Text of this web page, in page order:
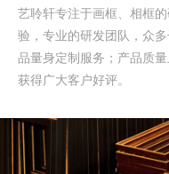
艺聆轩专注于画框、相框
验，专业的研发团队，众
品量身定制服务；产品质
获得广大客户好评。